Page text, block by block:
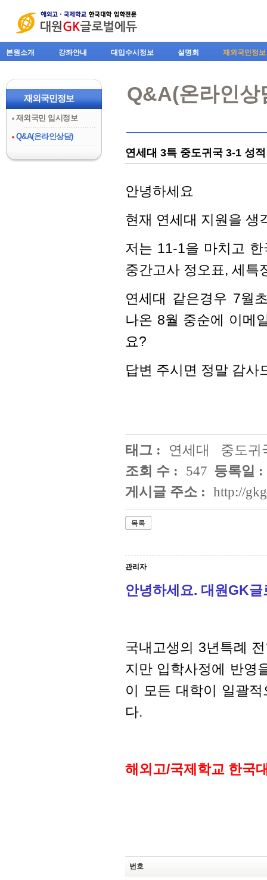
본원소개 강좌안내 대입수시정보 설명회 재외국민정보
재외국민정보
재외국민 입시정보
Q&A(온라인상담)
Q&A(온라인상
연세대 3특 중도귀국 3-1 성
안녕하세요
현재 연세대 지원을 생
저는 11-1을 마치고
중간고사 정오표, 세특
연세대 같은경우 7월
나온 8월 중순에 이메
요?
답변 주시면 정말 감사
태그 : 연세대
중도귀
조회 수 :
547 등록일 :
게시글 주소 : http://
목록
관리자
안녕하세요. 대원GK
국내고생의 3년특례
지만 입학사정에 반영
이 모든 대학이 일괄
다.
해외고/국제학교 한국
번호